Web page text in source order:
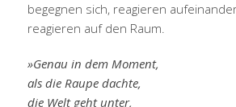
begegnen sich, reagieren
reagieren auf den Raum.
»Genau in dem Moment,
als die Raupe dachte,
die Welt geht unter,